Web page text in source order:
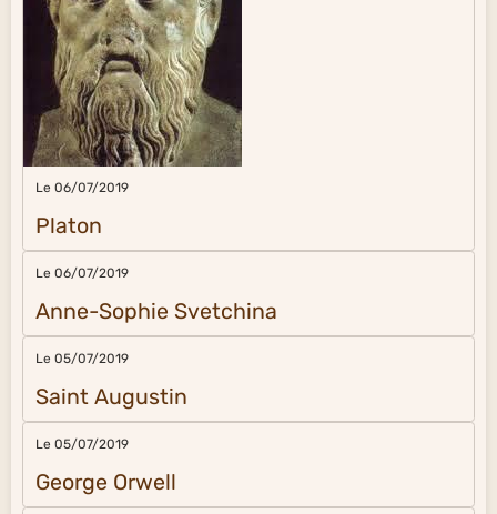
Le 06/07/2019
Platon
Le 06/07/2019
Anne-Sophie Svetchina
Le 05/07/2019
Saint Augustin
Le 05/07/2019
George Orwell